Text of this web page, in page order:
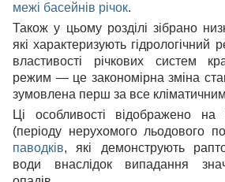
межі басейнів річок.
Також у цьому розділі зібрано
які характеризують гідрологічний
властивості річкових систем
режим — це закономірна зміна
зумовлена перш за все
Ці особливості відображено на
(періоду нерухомого льодового
паводків, які демонструють
води внаслідок випадання